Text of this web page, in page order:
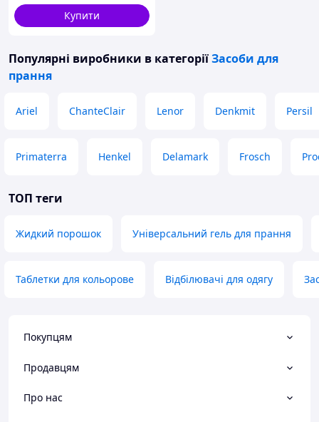
Купити
Популярні виробники в категоріїЗасоби для
прання
Ariel ChanteClair Lenor Denkmit Persil
Primaterra Henkel Delamark Frosch
ТОП теги
Жидкий порошок Універсальний гель для прання
Таблетки для кольорове Відбілювачі для одягу
Покупцям
Продавцям
Про нас